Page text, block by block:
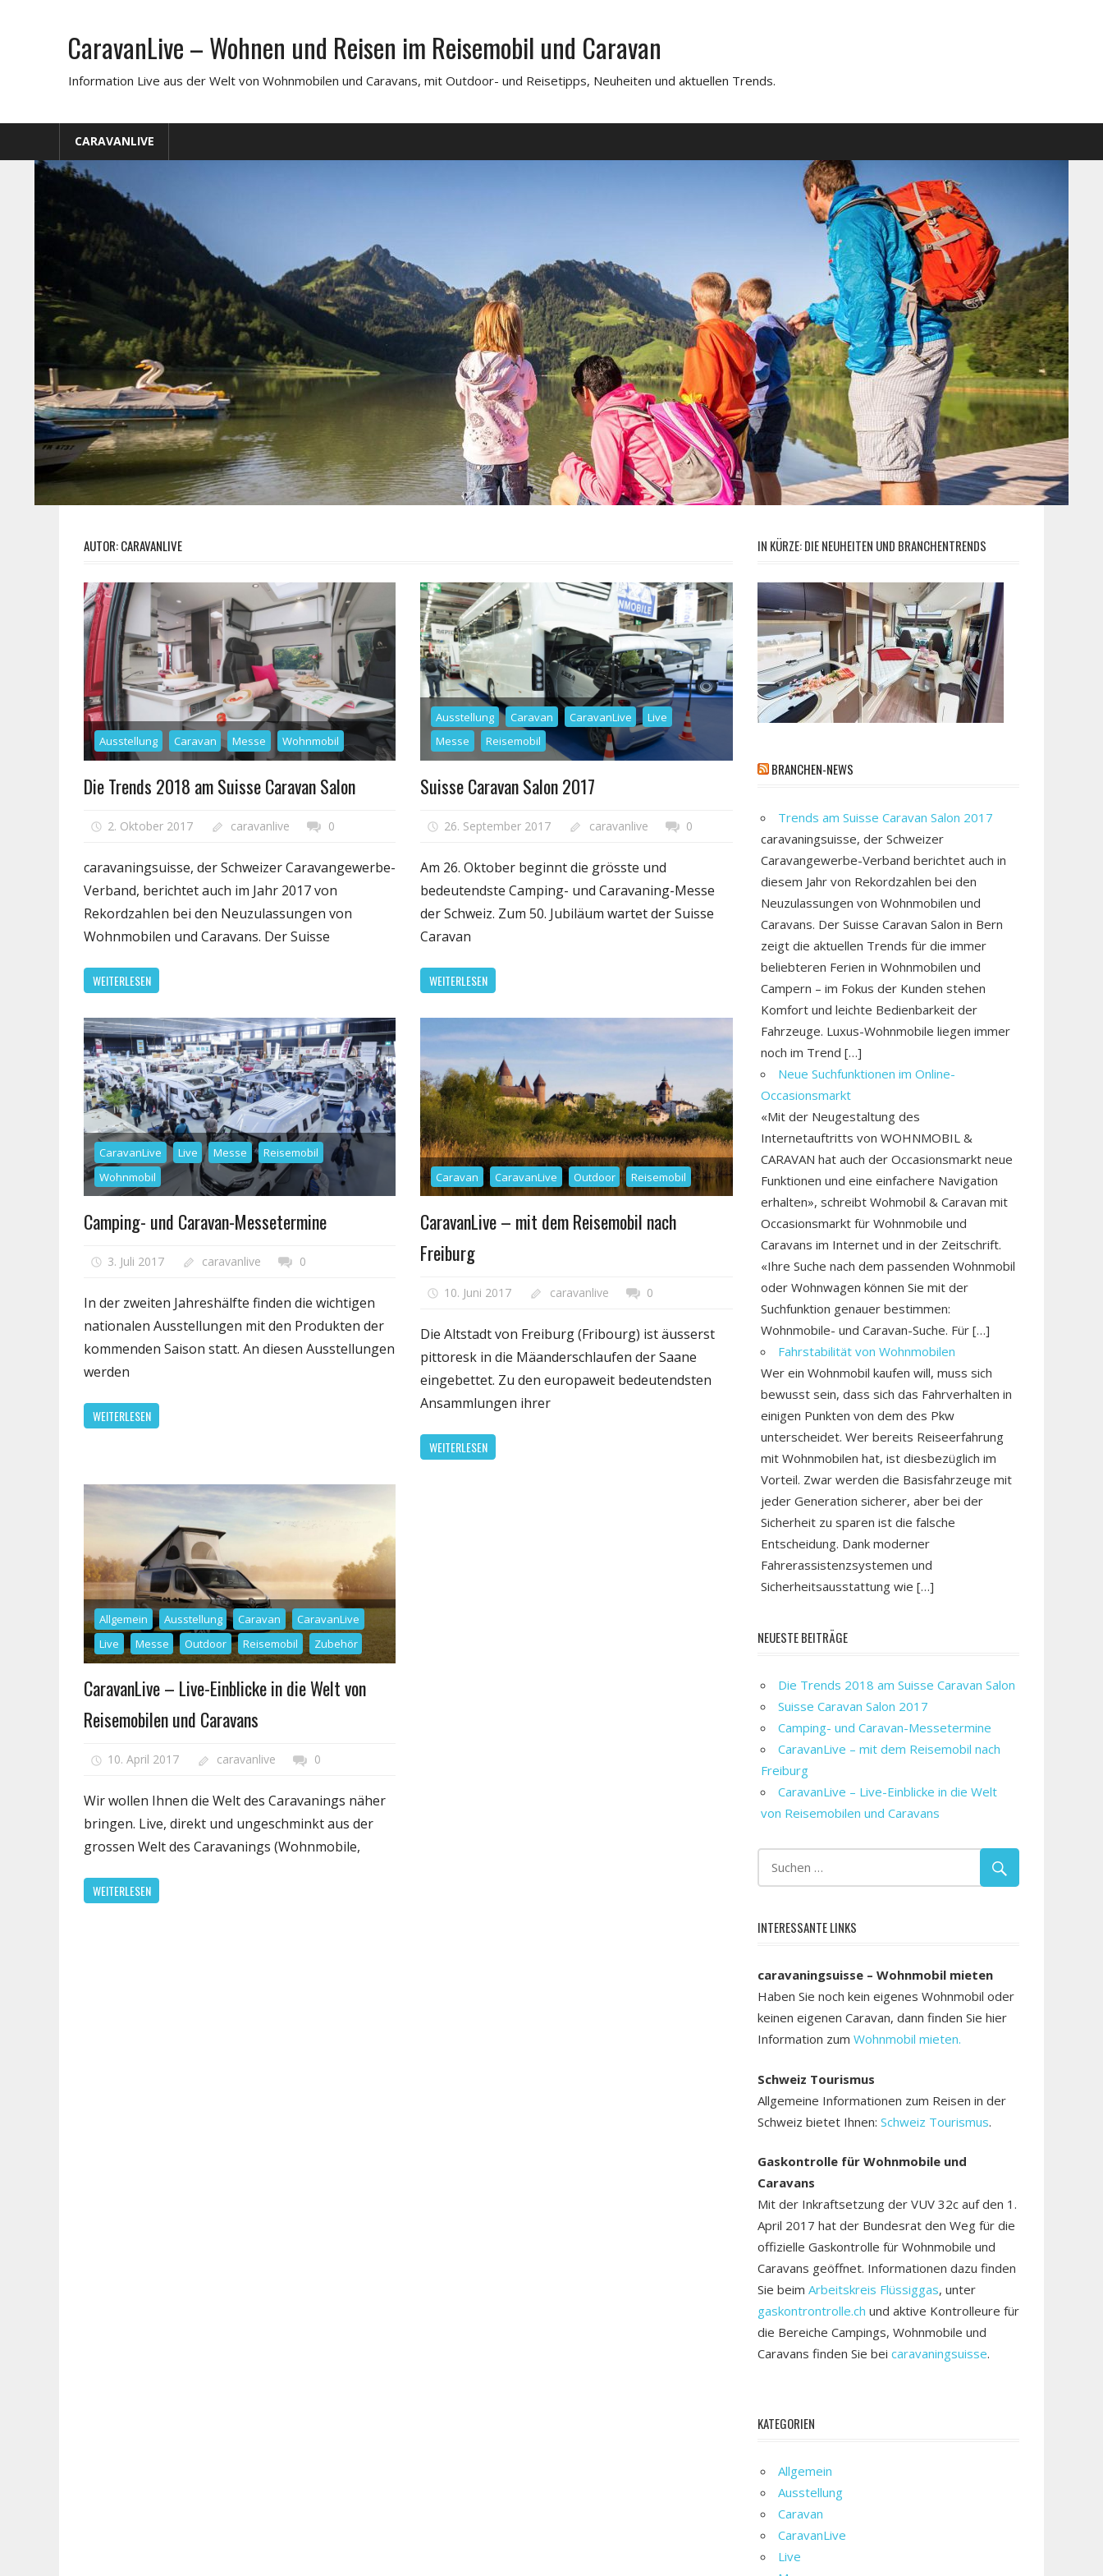
CaravanLive – Wohnen und Reisen im Reisemobil und Caravan
Information Live aus der Welt von Wohnmobilen und Caravans, mit Outdoor- und Reisetipps, Neuheiten und aktuellen Trends.
CARAVANLIVE
AUTOR:CARAVANLIVE
Ausstellung Caravan Messe Wohnmobil
Die Trends 2018 am Suisse Caravan Salon
2. Oktober 2017 caravanlive 0
caravaningsuisse, der Schweizer Caravangewerbe-
Verband, berichtet auch im Jahr 2017 von
Rekordzahlen bei den Neuzulassungen von
Wohnmobilen und Caravans. Der Suisse
WEITERLESEN
Ausstellung Caravan CaravanLive
Live
Messe
Reisemobil
Suisse Caravan Salon 2017
26. September 2017 caravanlive 0
Am 26. Oktober beginnt die grösste und
bedeutendste Camping- und Caravaning-Messe
der Schweiz. Zum 50. Jubiläum wartet der Suisse
Caravan
WEITERLESEN
CaravanLive Live Messe
Reisemobil
Wohnmobil
Camping- und Caravan-Messetermine
3. Juli 2017 caravanlive 0
In der zweiten Jahreshälfte finden die wichtigen
nationalen Ausstellungen mit den Produkten der
kommenden Saison statt. An diesen Ausstellungen
werden
WEITERLESEN
Caravan CaravanLive Outdoor Reisemobil
CaravanLive – mit dem Reisemobil nach
Freiburg
10. Juni 2017 caravanlive 0
Die Altstadt von Freiburg (Fribourg) ist äusserst
pittoresk in die Mäanderschlaufen der Saane
eingebettet. Zu den europaweit bedeutendsten
Ansammlungen ihrer
WEITERLESEN
Allgemein Ausstellung Caravan
CaravanLive
Live
Messe Outdoor Reisemobil Zubehör
CaravanLive – Live-Einblicke in die Welt von
Reisemobilen und Caravans
10. April 2017 caravanlive 0
Wir wollen Ihnen die Welt des Caravanings näher
bringen. Live, direkt und ungeschminkt aus der
grossen Welt des Caravanings (Wohnmobile,
WEITERLESEN
IN KÜRZE: DIE NEUHEITEN UND BRANCHENTRENDS
BRANCHEN-NEWS
Trends am Suisse Caravan Salon 2017
caravaningsuisse, der Schweizer
Caravangewerbe-Verband berichtet auch in
diesem Jahr von Rekordzahlen bei den
Neuzulassungen von Wohnmobilen und
Caravans. Der Suisse Caravan Salon in Bern
zeigt die aktuellen Trends für die immer
beliebteren Ferien in Wohnmobilen und
Campern – im Fokus der Kunden stehen
Komfort und leichte Bedienbarkeit der
Fahrzeuge. Luxus-Wohnmobile liegen immer
noch im Trend […]
Neue Suchfunktionen im Online-
Occasionsmarkt
«Mit der Neugestaltung des
Internetauftritts von WOHNMOBIL &
CARAVAN hat auch der Occasionsmarkt neue
Funktionen und eine einfachere Navigation
erhalten», schreibt Wohmobil & Caravan mit
Occasionsmarkt für Wohnmobile und
Caravans im Internet und in der Zeitschrift.
«Ihre Suche nach dem passenden Wohnmobil
oder Wohnwagen können Sie mit der
Suchfunktion genauer bestimmen:
Wohnmobile- und Caravan-Suche. Für […]
Fahrstabilität von Wohnmobilen
Wer ein Wohnmobil kaufen will, muss sich
bewusst sein, dass sich das Fahrverhalten in
einigen Punkten von dem des Pkw
unterscheidet. Wer bereits Reiseerfahrung
mit Wohnmobilen hat, ist diesbezüglich im
Vorteil. Zwar werden die Basisfahrzeuge mit
jeder Generation sicherer, aber bei der
Sicherheit zu sparen ist die falsche
Entscheidung. Dank moderner
Fahrerassistenzsystemen und
Sicherheitsausstattung wie […]
NEUESTE BEITRÄGE
Die Trends 2018 am Suisse Caravan Salon
Suisse Caravan Salon 2017
Camping- und Caravan-Messetermine
CaravanLive – mit dem Reisemobil nach
Freiburg
CaravanLive – Live-Einblicke in die Welt
von Reisemobilen und Caravans
INTERESSANTE LINKS
caravaningsuisse – Wohnmobil mieten
Haben Sie noch kein eigenes Wohnmobil oder
keinen eigenen Caravan, dann finden Sie hier
Information zum Wohnmobil mieten.
Schweiz Tourismus
Allgemeine Informationen zum Reisen in der
Schweiz bietet Ihnen: Schweiz Tourismus.
Gaskontrolle für Wohnmobile und
Caravans
Mit der Inkraftsetzung der VUV 32c auf den 1.
April 2017 hat der Bundesrat den Weg für die
offizielle Gaskontrolle für Wohnmobile und
Caravans geöffnet. Informationen dazu finden
Sie beim Arbeitskreis Flüssiggas, unter
gaskontrontrolle.ch und aktive Kontrolleure für
die Bereiche Campings, Wohnmobile und
Caravans finden Sie bei caravaningsuisse.
KATEGORIEN
Allgemein
Ausstellung
Caravan
CaravanLive
Live